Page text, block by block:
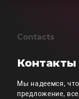
Contacts
Контакты
Мы надеемся,
предложение,